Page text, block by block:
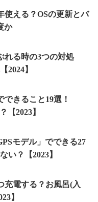
使える？OSの更新とバ
か
れる時の3つの対処
2024】
できること19選！
【2023】
モデル」でできる27
い？【2023】
充電する？お風呂(入
】